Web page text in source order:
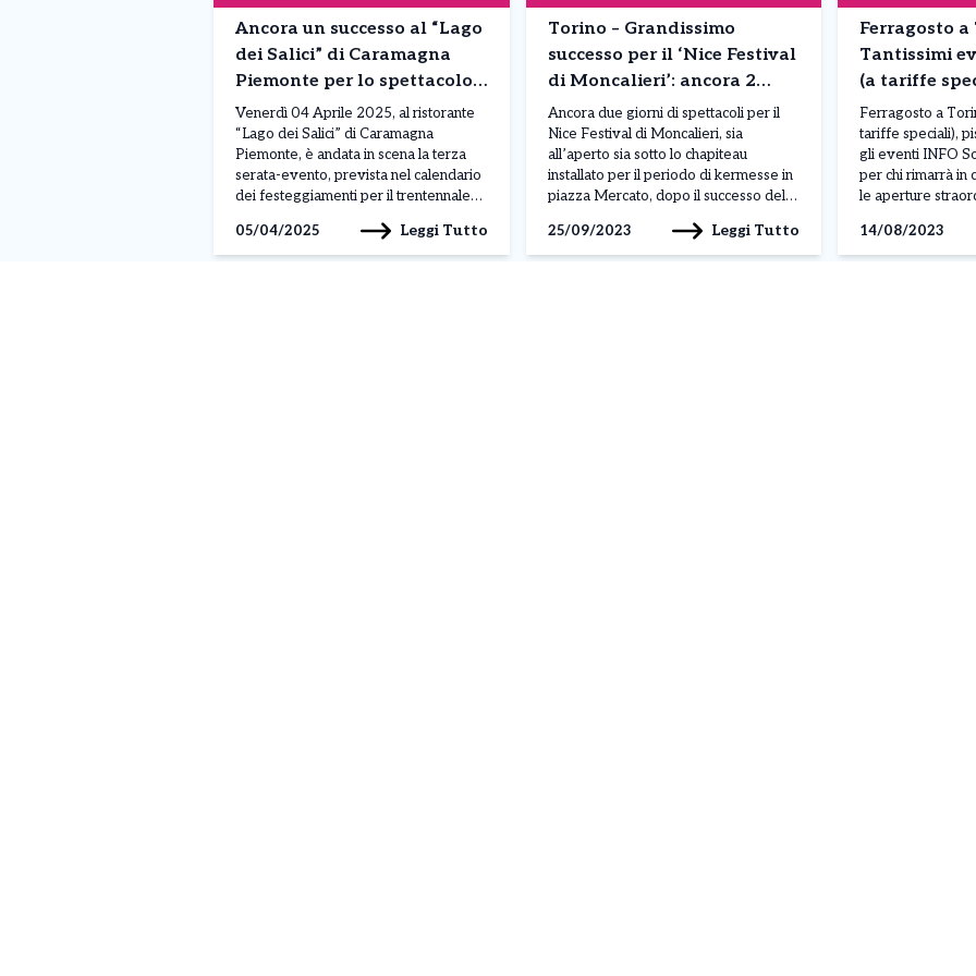
Ancora un successo al “Lago
dei Salici” di Caramagna
Piemonte per lo spettacolo
di Beppe Braida: la serata
evento
Venerdì 04 Aprile 2025, al ristorante
“Lago dei Salici” di Caramagna
Piemonte, è andata in scena la terza
serata-evento, prevista nel calendario
dei festeggiamenti per il trentennale
torinese Beppe Braida, noto al grande
pubblico per le sue partecipazioni a
05/04/2025 Leggi Tutto
Torino – Grandissimo
successo per il ‘Nice Festival
di Moncalieri’: ancora 2
giorni di spettacoli con
artisti internazionali INFO
Ancora due giorni di spettacoli per il
Nice Festival di Moncalieri, sia
all’aperto sia sotto lo chapiteau
installato per il periodo di kermesse in
piazza Mercato, dopo il successo del
spettacolo Hesperus di Circo Madera.
A festival non ancora concluso, sono
25/09/2023 Leggi Tutto
Ferragosto a
Tantissimi
(a tariffe
cinema.
Ferragosto a
tariffe speciali),
gli eventi INFO
per chi rimarrà in
le aperture
idee per
di festa. I musei
14/08/2023